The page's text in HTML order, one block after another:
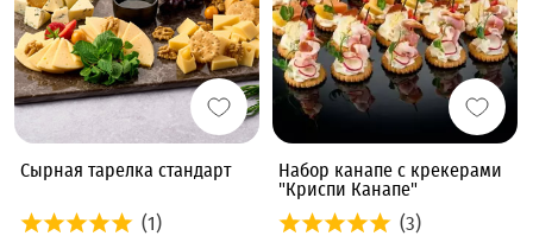
Сырная тарелка стандарт
(1)
Набор канапе с крекерами
"Криспи Канапе"
(3)